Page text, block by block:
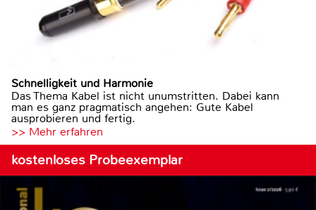
Schnelligkeit und Harmonie
Das Thema Kabel ist nicht unumstritten. Dabei kann
man es ganz pragmatisch angehen: Gute Kabel
ausprobieren und fertig.
>> Mehr erfahren
kostenloses Probeexemplar